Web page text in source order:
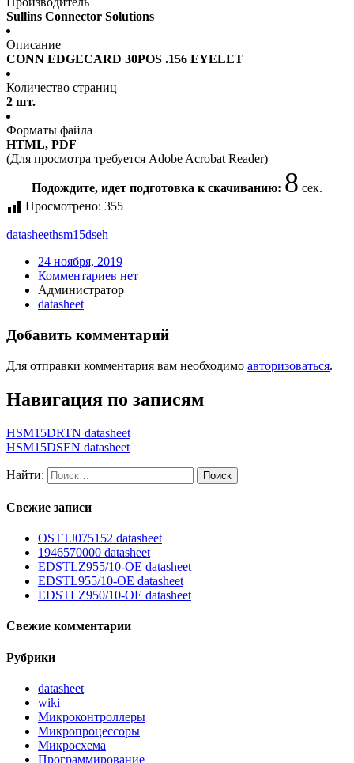
Sullins Connector Solutions
Описание
CONN EDGECARD 30POS .156 EYELET
Количество страниц
2 шт.
Форматы файла
HTML, PDF
(Для просмотра требуется Adobe Acrobat Reader)
Подождите, идет подготовка к скачиванию: 8 сек.
Просмотрено: 355
datasheethsm15dseh
24 ноября, 2019
Комментариев нет
Администратор
datasheet
Добавить комментарий
Для отправки комментария вам необходимо авторизоваться.
Навигация по записям
HSM15DRTN datasheet
HSM15DSEN datasheet
Найти:
Свежие записи
OSTTJ075152 datasheet
1946570000 datasheet
EDSTLZ955/10-OE datasheet
EDSTL955/10-OE datasheet
EDSTLZ950/10-OE datasheet
Свежие комментарии
Рубрики
datasheet
wiki
Микроконтроллеры
Микропроцессоры
Микросхема
Программирование